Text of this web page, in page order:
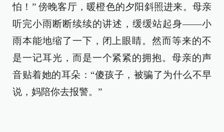
怕！” 傍晚客厅，暖橙色的夕阳斜照进来。母亲
听完小雨断断续续的讲述，缓缓站起身——小
雨本能地缩了一下，闭上眼睛。然而等来的不
是一记耳光，而是一个紧紧的拥抱。母亲的声
音贴着她的耳朵：“傻孩子，被骗了为什么不早
说，妈陪你去报警。”